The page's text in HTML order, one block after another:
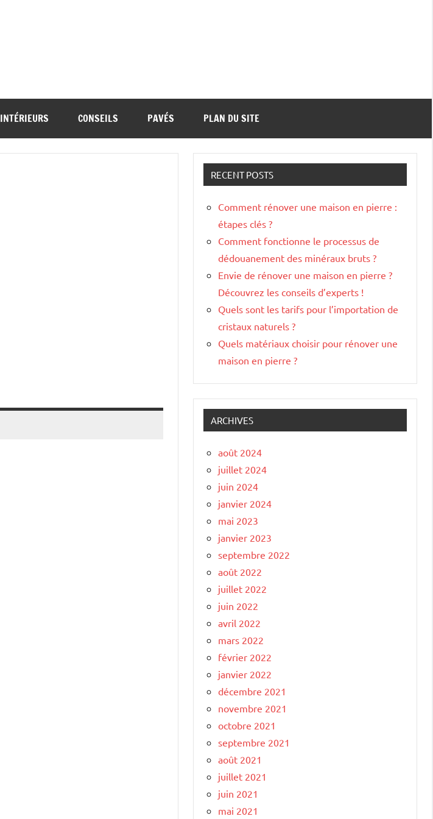
INTÉRIEURS CONSEILS PAVÉS PLAN DU SITE
RECENT POSTS
Comment rénover une maison en pierre :
étapes clés ?
Comment fonctionne le processus de
dédouanement des minéraux bruts ?
Envie de rénover une maison en pierre ?
Découvrez les conseils d’experts !
Quels sont les tarifs pour l’importation de
cristaux naturels ?
Quels matériaux choisir pour rénover une
maison en pierre ?
ARCHIVES
août 2024
juillet 2024
juin 2024
janvier 2024
mai 2023
janvier 2023
septembre 2022
août 2022
juillet 2022
juin 2022
avril 2022
mars 2022
février 2022
janvier 2022
décembre 2021
novembre 2021
octobre 2021
septembre 2021
août 2021
juillet 2021
juin 2021
mai 2021